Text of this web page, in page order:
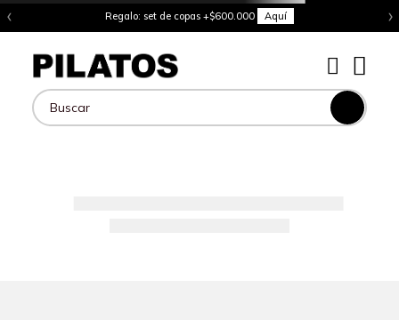
‹ Regalo: set de copas +$600.000 Aquí ›
Buscar